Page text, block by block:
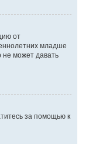
от
младше
не может давать
за помощью к